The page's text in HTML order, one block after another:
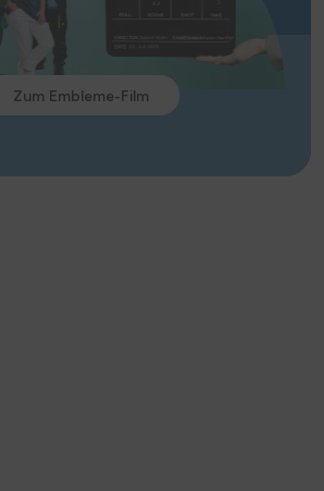
Zum Embleme-Film